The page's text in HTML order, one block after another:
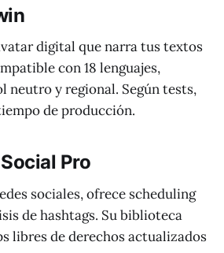
digital que narra tus textos
con 18 lenguajes,
neutro y regional. Según tests,
de producción.
Pro
sociales, ofrece scheduling
de hashtags. Su biblioteca
libres de derechos actualizados